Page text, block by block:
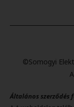
©Somogyi
Általános szerződés